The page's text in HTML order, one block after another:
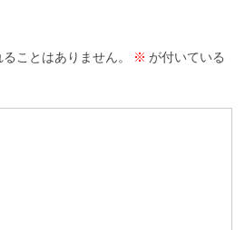
ことはありません。 ※ が付いている